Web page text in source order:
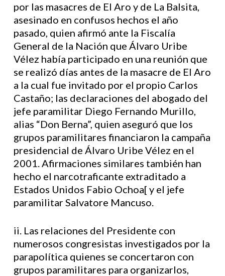
por las masacres de El Aro y de La Balsita,
asesinado en confusos hechos el año
pasado, quien afirmó ante la Fiscalía
General de la Nación que Álvaro Uribe
Vélez había participado en una reunión que
se realizó días antes de la masacre de El Aro
a la cual fue invitado por el propio Carlos
Castaño; las declaraciones del abogado del
jefe paramilitar Diego Fernando Murillo,
alias “Don Berna”, quien aseguró que los
grupos paramilitares financiaron la campaña
presidencial de Álvaro Uribe Vélez en el
2001. Afirmaciones similares también han
hecho el narcotraficante extraditado a
Estados Unidos Fabio Ochoa[ y el jefe
paramilitar Salvatore Mancuso.
ii. Las relaciones del Presidente con
numerosos congresistas investigados por la
parapolítica quienes se concertaron con
grupos paramilitares para organizarlos,